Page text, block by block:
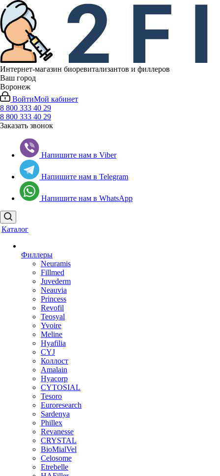
Интернет-магазин биоревитализантов и филлеров
Ваш город
Воронеж
ВойтиМой кабинет
8 800 333 40 29
8 800 333 40 29
Заказать звонок
Напишите нам в Viber
Напишите нам в Telegram
Напишите нам в WhatsApp
Каталог
Филлеры
Neuramis
Fillmed
Juvederm
Neauvia
Princess
Revofil
Teosyal
Yvoire
Meline
Hyafilia
CYJ
Коллост
Amalain
Hyacorp
CYTOSIAL
Tesoro
Euroresearch
Sardenya
Phillex
Revanesse
CRYSTAL
BioMialVel
Celosome
Etrebelle